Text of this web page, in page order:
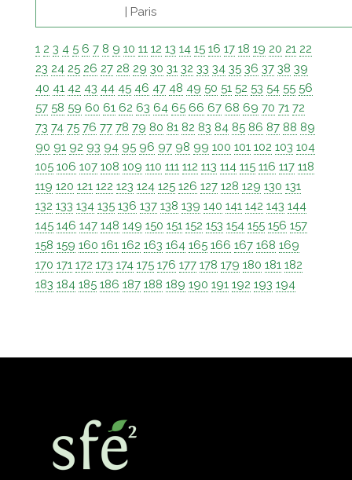
| Paris
1 2 3 4 5 6 7 8 9 10 11 12 13 14 15 16 17 18 19 20 21 22
23 24 25 26 27 28 29 30 31 32 33 34 35 36 37 38 39
40 41 42 43 44 45 46 47 48 49 50 51 52 53 54 55 56
57 58 59 60 61 62 63 64 65 66 67 68 69 70 71 72
73 74 75 76 77 78 79 80 81 82 83 84 85 86 87 88 89
90 91 92 93 94 95 96 97 98 99 100 101 102 103 104
105 106 107 108 109 110 111 112 113 114 115 116 117 118
119 120 121 122 123 124 125 126 127 128 129 130 131
132 133 134 135 136 137 138 139 140 141 142 143 144
145 146 147 148 149 150 151 152 153 154 155 156 157
158 159 160 161 162 163 164 165 166 167 168 169
170 171 172 173 174 175 176 177 178 179 180 181 182
183 184 185 186 187 188 189 190 191 192 193 194